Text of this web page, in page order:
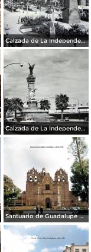
Calzada de La Independencia y Mto. a Juarez Guadalajara, Jalisco. ( Circulada el 5 de Septiembre de 1929 ).
Calzada de La Independencia Guadalajara, Jalisco.
Santuario de Guadalupe Guadalajara, Jalisco 1961.